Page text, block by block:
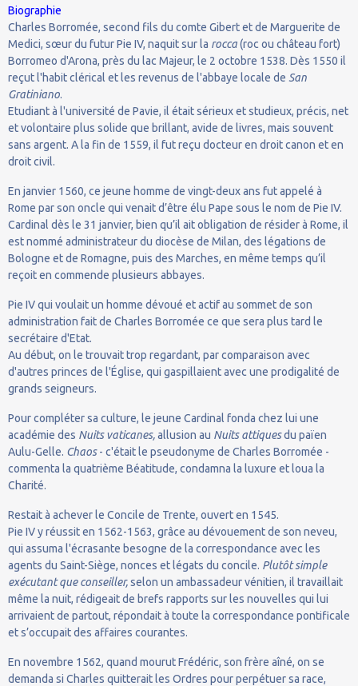
Biographie
Charles Borromée, second fils du comte Gibert et de Marguerite de
Medici, sœur du futur Pie IV, naquit sur la rocca(roc ou château fort)
Borromeo d'Arona, près du lac Majeur, le 2 octobre 1538. Dès 1550 il
reçut l'habit clérical et les revenus de l'abbaye locale de San
Gratiniano.
Etudiant à l'université de Pavie, il était sérieux et studieux, précis, net
et volontaire plus solide que brillant, avide de livres, mais souvent
sans argent. A la fin de 1559, il fut reçu docteur en droit canon et en
droit civil.
En janvier 1560, ce jeune homme de vingt-deux ans fut appelé à
Rome par son oncle qui venait d’être élu Pape sous le nom de Pie IV.
Cardinal dès le 31 janvier, bien qu’il ait obligation de résider à Rome, il
est nommé administrateur du diocèse de Milan, des légations de
Bologne et de Romagne, puis des Marches, en même temps qu’il
reçoit en commende plusieurs abbayes.
Pie IV qui voulait un homme dévoué et actif au sommet de son
administration fait de Charles Borromée ce que sera plus tard le
secrétaire d'Etat.
Au début, on le trouvait trop regardant, par comparaison avec
d'autres princes de l'Église, qui gaspillaient avec une prodigalité de
grands seigneurs.
Pour compléter sa culture, le jeune Cardinal fonda chez lui une
académie des Nuits vaticanes,allusion au Nuits attiquesdu païen
Aulu-Gelle. Chaos- c'était le pseudonyme de Charles Borromée -
commenta la quatrième Béatitude, condamna la luxure et loua la
Charité.
Restait à achever le Concile de Trente, ouvert en 1545.
Pie IV y réussit en 1562-1563, grâce au dévouement de son neveu,
qui assuma l'écrasante besogne de la correspondance avec les
agents du Saint-Siège, nonces et légats du concile. Plutôt simple
exécutant que conseiller,selon un ambassadeur vénitien, il travaillait
même la nuit, rédigeait de brefs rapports sur les nouvelles qui lui
arrivaient de partout, répondait à toute la correspondance pontificale
et s’occupait des affaires courantes.
En novembre 1562, quand mourut Frédéric, son frère aîné, on se
demanda si Charles quitterait les Ordres pour perpétuer sa race,